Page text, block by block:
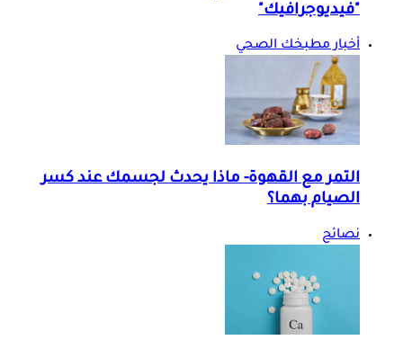
"فيديوجرافيك"
أخبار مطبخك الصحي
التمر مع القهوة- ماذا يحدث لجسمك عند كسر
الصيام بهما؟
نصائح